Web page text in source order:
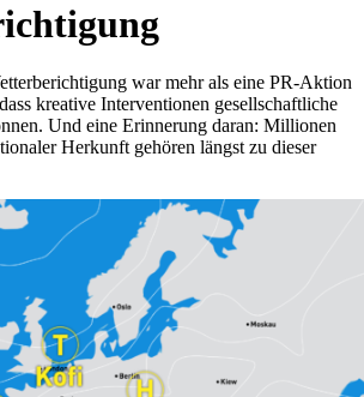
war mehr als eine PR-Aktion
kreative Interventionen gesellschaftliche
Und eine Erinnerung daran: Millionen
Herkunft gehören längst zu dieser